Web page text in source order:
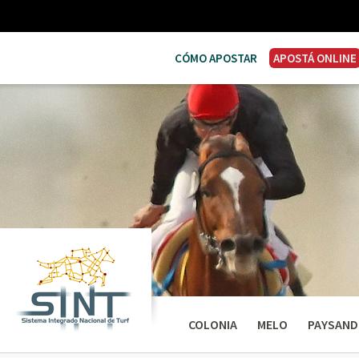
CÓMO APOSTAR APOSTÁ ONLINE
COLONIA MELO